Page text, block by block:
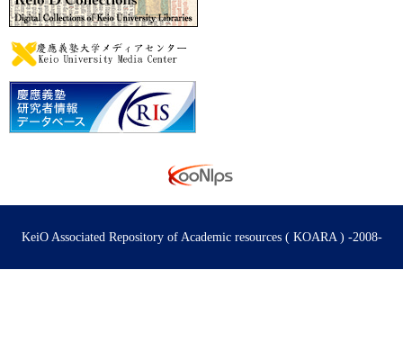
KeiO Associated Repository of Academic resources ( KOARA ) -2008-